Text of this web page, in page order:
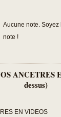
Aucune note. Soyez
note !
EN VIDEOS